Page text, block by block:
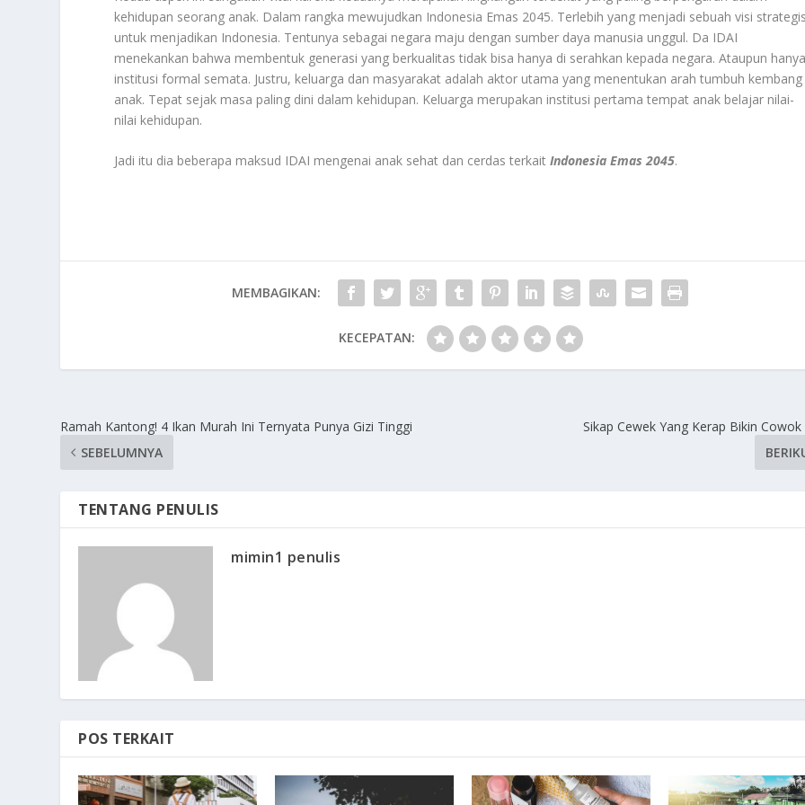
kehidupan seorang anak. Dalam rangka mewujudkan Indonesia Emas 2045. Terlebih yang menjadi sebuah visi
untuk menjadikan Indonesia. Tentunya sebagai negara maju dengan sumber daya manusia unggul. Da IDAI
menekankan bahwa membentuk generasi yang berkualitas tidak bisa hanya di serahkan kepada negara. Ataupun
institusi formal semata. Justru, keluarga dan masyarakat adalah aktor utama yang menentukan arah tumbuh kembang
anak. Tepat sejak masa paling dini dalam kehidupan. Keluarga merupakan institusi pertama tempat anak belajar nilai-
nilai kehidupan.
Jadi itu dia beberapa maksud IDAI mengenai anak sehat dan cerdas terkaitIndonesia Emas 2045.
MEMBAGIKAN:
KECEPATAN:
Ramah Kantong! 4 Ikan Murah Ini Ternyata Punya Gizi Tinggi
SEBELUMNYA
Sikap Cewek Yang Kerap Bikin
TENTANG PENULIS
mimin1 penulis
POS TERKAIT